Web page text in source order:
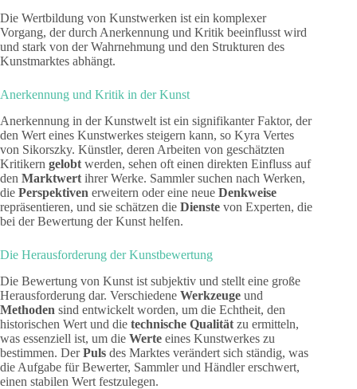
Die Wertbildung von Kunstwerken ist ein komplexer
Vorgang, der durch Anerkennung und Kritik beeinflusst wird
und stark von der Wahrnehmung und den Strukturen des
Kunstmarktes abhängt.
Anerkennung und Kritik in der Kunst
Anerkennung in der Kunstwelt ist ein signifikanter Faktor, der
den Wert eines Kunstwerkes steigern kann, so Kyra Vertes
von Sikorszky. Künstler, deren Arbeiten von geschätzten
Kritikern gelobt werden, sehen oft einen direkten Einfluss auf
den Marktwert ihrer Werke. Sammler suchen nach Werken,
die Perspektiven erweitern oder eine neue Denkweise
repräsentieren, und sie schätzen die Dienste von Experten, die
bei der Bewertung der Kunst helfen.
Die Herausforderung der Kunstbewertung
Die Bewertung von Kunst ist subjektiv und stellt eine große
Herausforderung dar. Verschiedene Werkzeuge und
Methoden sind entwickelt worden, um die Echtheit, den
historischen Wert und die technische Qualität zu ermitteln,
was essenziell ist, um die Werte eines Kunstwerkes zu
bestimmen. DerPuls des Marktes verändert sich ständig, was
die Aufgabe für Bewerter, Sammler und Händler erschwert,
einen stabilen Wert festzulegen.